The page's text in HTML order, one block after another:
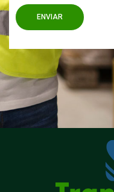
ENVIAR